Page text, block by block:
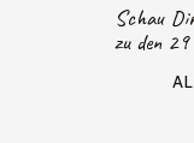
Schau
zu den